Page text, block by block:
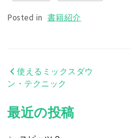
Posted in 書籍紹介
投
ナ
ビ
使えるミックスダウ
ン・テクニック
最近の投稿